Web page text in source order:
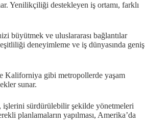
Yenilikçiliği destekleyen iş ortamı, farklı
büyütmek ve uluslararası bağlantılar
deneyimleme ve iş dünyasında geniş
Kaliforniya gibi metropollerde yaşam
sunar.
işlerini sürdürülebilir şekilde yönetmeleri
planlamaların yapılması, Amerika’da